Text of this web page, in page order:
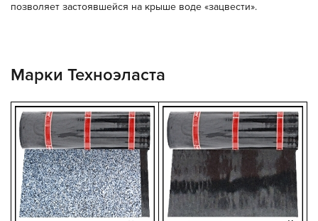
позволяет застоявшейся на крыше воде «зацвести».
Марки Техноэласта